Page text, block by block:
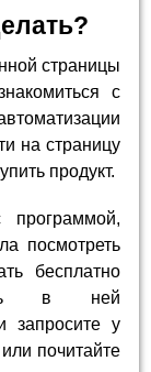
страницы
с
на страницу
продукт.
посмотреть
бесплатно
в ней
запросите у
почитайте